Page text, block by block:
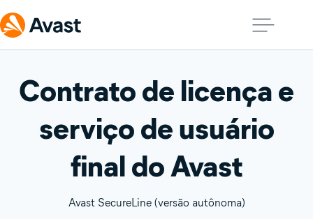
Contrato de licença e
serviço de usuário
final do Avast
Avast SecureLine (versão autônoma)